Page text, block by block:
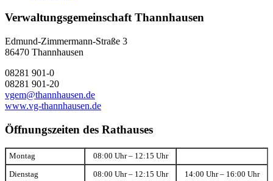
Verwaltungsgemeinschaft Thannhausen
Edmund-Zimmermann-Straße 3
86470 Thannhausen
08281 901-0
08281 901-20
vgem@thannhausen.de
www.vg-thannhausen.de
Öffnungszeiten des Rathauses
Montag 08:00 Uhr – 12:15 Uhr
Dienstag 08:00 Uhr – 12:15 Uhr 14:00 Uhr – 16:00 Uhr